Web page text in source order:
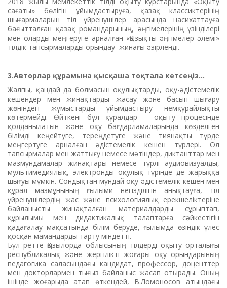
сағаты» бөлігін ұйымдастыруға, қазақ классиктерінің
шығармаларын тіл үйренушілер арасында насихаттауға
бағытталған қазақ романдарының, әңгімелерінің үзінділері
мен оларды меңгеруге арналған «Қызықты әңгімелер әлемі»
тілдік тапсырмаларды орындау жинағы әзірленді.
3.Авторлар құрамына қысқаша тоқтала кетсеңіз...
Жалпы, қандай да болмасын оқулықтарды, оқу-әдістемелік
кешендер мен жинақтарды жасау және басып шығару
жөніндегі жұмыстарды ұйымдастыру немқұрайлықты
көтермейді. Өйткені бұл құралдар – оқыту процесінде
қолданылатын және оқу бағдарламаларында көзделген
білімді кеңейтуге, тереңдетуге және тиянақты түрде
меңгертуге арналған әдістемелік кешен түрлері. Ол
тапсырмалар мен жаттығу немесе мәтіндер, диктанттар мен
мазмұндамалар жинақтары немесе түрлі аудиовизуалды,
мультимедиялық, электронды оқулық түрінде де жарыққа
шығуы мүмкін. Сондықтан мұндай оқу-әдістемелік кешен мен
құрал мазмұнының ғылыми негізділігін анықтауға, тіл
үйренушілердің жас және психологиялық ерекшеліктеріне
байланысты жинақталған материалдарды сұрыптап,
құрылымы мен дидактикалық талаптарға сәйкестігін
қадағалау мақсатында білім беруде, ғылымда өзіндік үлес
қосқан мамандарды тарту міндетті.
Бұл ретте Қызылорда облысының тілдерді оқыту орталығы
республикалық және жергілікті жоғары оқу орындарының
педагогика саласындағы кандидат, профессор, доценттер
мен докторлармен тығыз байланыс жасап отырады. Оның
ішінде жоғарыда атап өткендей, В.Ломоносов атындағы